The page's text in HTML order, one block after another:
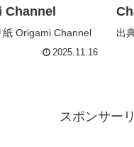
Channel
紙 Origami Channel
2025.11.16
出
スポンサー